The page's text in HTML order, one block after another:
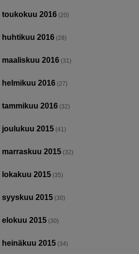
toukokuu 2016 (20)
huhtikuu 2016 (28)
maaliskuu 2016 (31)
helmikuu 2016 (27)
tammikuu 2016 (32)
joulukuu 2015 (41)
marraskuu 2015 (32)
lokakuu 2015 (35)
syyskuu 2015 (30)
elokuu 2015 (30)
heinäkuu 2015 (34)